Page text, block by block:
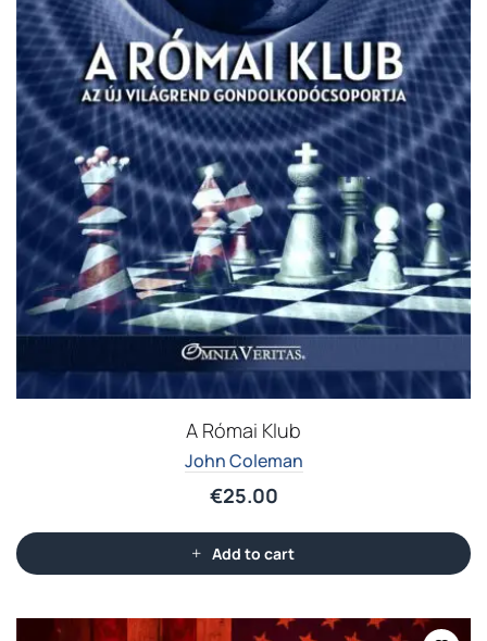
A Római Klub
John Coleman
€25.00
Add to cart